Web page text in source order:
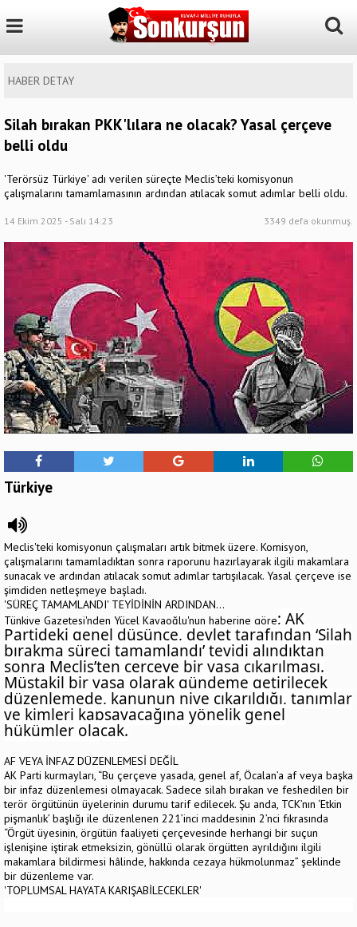
HABER DETAY
Silah bırakan PKK'lılara ne olacak? Yasal çerçeve
belli oldu
'Terörsüz Türkiye' adı verilen süreçte Meclis’teki komisyonun
çalışmalarını tamamlamasının ardından atılacak somut adımlar belli oldu.
14 Ekim 2025 - Salı 14:23 3349 defa okunmuş.
Türkiye
Meclis'teki komisyonun çalışmaları artık bitmek üzere. Komisyon,
çalışmalarını tamamladıktan sonra raporunu hazırlayarak ilgili makamlara
sunacak ve ardından atılacak somut adımlar tartışılacak. Yasal çerçeve ise
şimdiden netleşmeye başladı.
'SÜREÇ TAMAMLANDI' TEYİDİNİN ARDINDAN...
Tünkiye Gazetesi'nden Yücel Kayaoğlu'nun haberine göre; AK
Partideki genel düşünce, devlet tarafından ‘Silah
bırakma süreci tamamlandı’ teyidi alındıktan
sonra Meclis’ten çerçeve bir yasa çıkarılması.
Müstakil bir yasa olarak gündeme getirilecek
düzenlemede, kanunun niye çıkarıldığı, tanımlar
ve kimleri kapsayacağına yönelik genel
hükümler olacak.
AF VEYA İNFAZ DÜZENLEMESİ DEĞİL
AK Parti kurmayları, “Bu çerçeve yasada, genel af, Öcalan’a af veya başka
bir infaz düzenlemesi olmayacak. Sadece silah bırakan ve feshedilen bir
terör örgütünün üyelerinin durumu tarif edilecek. Şu anda, TCK’nın ‘Etkin
pişmanlık’ başlığı ile düzenlenen 221’inci maddesinin 2’nci fıkrasında
“Örgüt üyesinin, örgütün faaliyeti çerçevesinde herhangi bir suçun
işlenişine iştirak etmeksizin, gönüllü olarak örgütten ayrıldığını ilgili
makamlara bildirmesi hâlinde, hakkında cezaya hükmolunmaz” şeklinde
bir düzenleme var.
'TOPLUMSAL HAYATA KARIŞABİLECEKLER'